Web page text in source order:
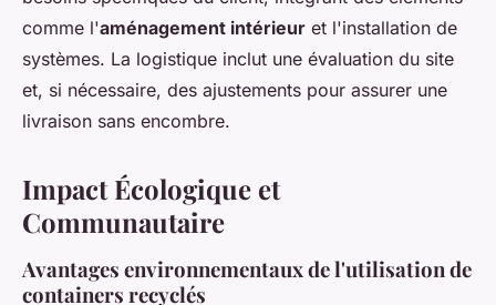
comme l'aménagement intérieur et l'installation de
systèmes. La logistique inclut une évaluation du site
et, si nécessaire, des ajustements pour assurer une
livraison sans encombre.
Impact Écologique et
Communautaire
Avantages environnementaux de l'utilisation de
containers recyclés